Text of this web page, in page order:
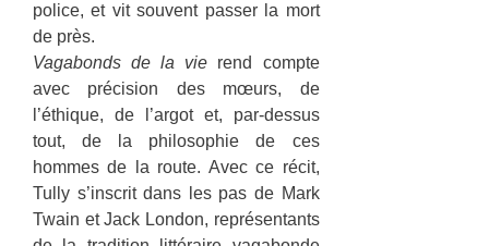
police, et vit souvent passer la mort
de près.
Vagabonds de la vie rend compte
avec précision des mœurs, de
l’éthique, de l’argot et, par-dessus
tout, de la philosophie de ces
hommes de la route. Avec ce récit,
Tully s’inscrit dans les pas de Mark
Twain et Jack London, représentants